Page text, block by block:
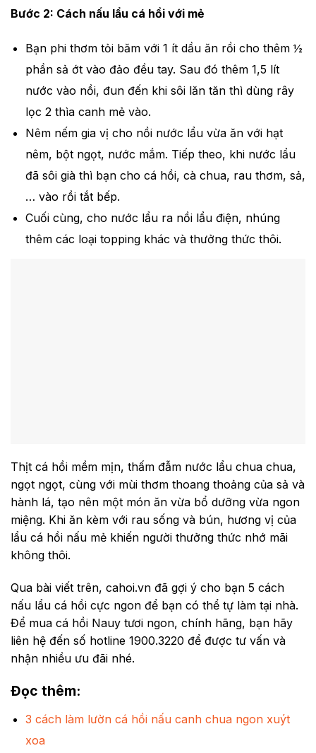
Bước 2: Cách nấu lẩu cá hồi với mẻ
Bạn phi thơm tỏi băm với 1 ít dầu ăn rồi cho thêm ½
phần sả ớt vào đảo đều tay. Sau đó thêm 1,5 lít
nước vào nồi, đun đến khi sôi lăn tăn thì dùng rây
lọc 2 thìa canh mẻ vào.
Nêm nếm gia vị cho nồi nước lẩu vừa ăn với hạt
nêm, bột ngọt, nước mắm. Tiếp theo, khi nước lẩu
đã sôi già thì bạn cho cá hồi, cà chua, rau thơm, sả,
… vào rồi tắt bếp.
Cuối cùng, cho nước lẩu ra nồi lẩu điện, nhúng
thêm các loại topping khác và thưởng thức thôi.
Thịt cá hồi mềm mịn, thấm đẫm nước lẩu chua chua,
ngọt ngọt, cùng với mùi thơm thoang thoảng của sả và
hành lá, tạo nên một món ăn vừa bổ dưỡng vừa ngon
miệng. Khi ăn kèm với rau sống và bún, hương vị của
lẩu cá hồi nấu mẻ khiến người thưởng thức nhớ mãi
không thôi.
Qua bài viết trên, cahoi.vn đã gợi ý cho bạn 5 cách
nấu lẩu cá hồi cực ngon để bạn có thể tự làm tại nhà.
Để mua cá hồi Nauy tươi ngon, chính hãng, bạn hãy
liên hệ đến số hotline 1900.3220 để được tư vấn và
nhận nhiều ưu đãi nhé.
Đọc thêm:
3 cách làm lườn cá hồi nấu canh chua ngon xuýt
xoa